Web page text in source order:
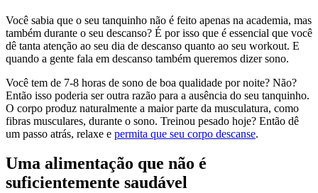
Você sabia que o seu tanquinho não é feito apenas na academia, mas
também durante o seu descanso? É por isso que é essencial que você
dê tanta atenção ao seu dia de descanso quanto ao seu workout. E
quando a gente fala em descanso também queremos dizer sono.
Você tem de 7-8 horas de sono de boa qualidade por noite? Não?
Então isso poderia ser outra razão para a ausência do seu tanquinho.
O corpo produz naturalmente a maior parte da musculatura, como
fibras musculares, durante o sono. Treinou pesado hoje? Então dê
um passo atrás, relaxe e permita que seu corpo descanse.
Uma alimentação que não é
suficientemente saudável